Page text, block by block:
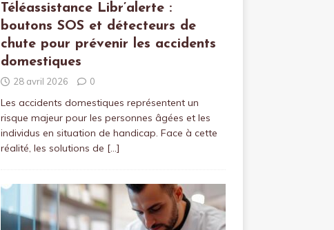
Téléassistance Libr’alerte :
boutons SOS et détecteurs de
chute pour prévenir les accidents
domestiques
28 avril 2026 0
Les accidents domestiques représentent un
risque majeur pour les personnes âgées et les
individus en situation de handicap. Face à cette
réalité, les solutions de […]